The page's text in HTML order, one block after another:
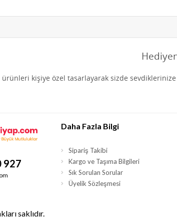
kişiye özel tasarlayarak sizde
927
Daha Fazla Bilgi
Sipariş Takibi
Kargo ve Taşıma Bilgileri
Sık Sorulan Sorular
Üyelik Sözleşmesi
saklıdır.